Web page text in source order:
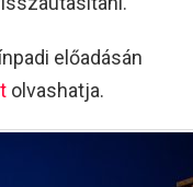
előadásán
olvashatja.